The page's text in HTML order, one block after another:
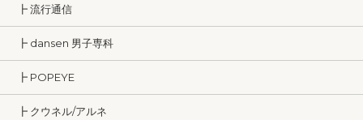
┣ 流行通信
┣ dansen 男子専科
┣ POPEYE
┣ クウネル/アルネ